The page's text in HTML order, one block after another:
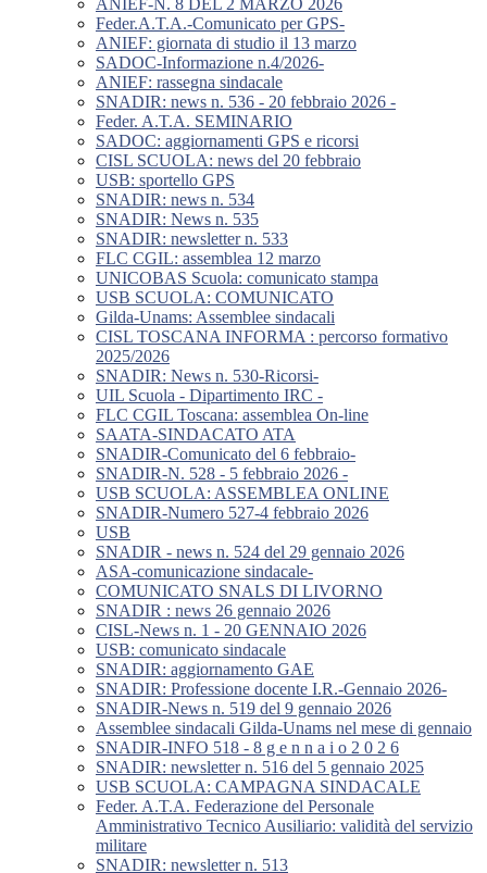
ANIEF-N. 8 DEL 2 MARZO 2026
Feder.A.T.A.-Comunicato per GPS-
ANIEF: giornata di studio il 13 marzo
SADOC-Informazione n.4/2026-
ANIEF: rassegna sindacale
SNADIR: news n. 536 - 20 febbraio 2026 -
Feder. A.T.A. SEMINARIO
SADOC: aggiornamenti GPS e ricorsi
CISL SCUOLA: news del 20 febbraio
USB: sportello GPS
SNADIR: news n. 534
SNADIR: News n. 535
SNADIR: newsletter n. 533
FLC CGIL: assemblea 12 marzo
UNICOBAS Scuola: comunicato stampa
USB SCUOLA: COMUNICATO
Gilda-Unams: Assemblee sindacali
CISL TOSCANA INFORMA : percorso formativo
2025/2026
SNADIR: News n. 530-Ricorsi-
UIL Scuola - Dipartimento IRC -
FLC CGIL Toscana: assemblea On-line
SAATA-SINDACATO ATA
SNADIR-Comunicato del 6 febbraio-
SNADIR-N. 528 - 5 febbraio 2026 -
USB SCUOLA: ASSEMBLEA ONLINE
SNADIR-Numero 527-4 febbraio 2026
USB
SNADIR - news n. 524 del 29 gennaio 2026
ASA-comunicazione sindacale-
COMUNICATO SNALS DI LIVORNO
SNADIR : news 26 gennaio 2026
CISL-News n. 1 - 20 GENNAIO 2026
USB: comunicato sindacale
SNADIR: aggiornamento GAE
SNADIR: Professione docente I.R.-Gennaio 2026-
SNADIR-News n. 519 del 9 gennaio 2026
Assemblee sindacali Gilda-Unams nel mese di gennaio
SNADIR-INFO 518 - 8 g e n n a i o 2 0 2 6
SNADIR: newsletter n. 516 del 5 gennaio 2025
USB SCUOLA: CAMPAGNA SINDACALE
Feder. A.T.A. Federazione del Personale
Amministrativo Tecnico Ausiliario: validità del servizio
militare
SNADIR: newsletter n. 513